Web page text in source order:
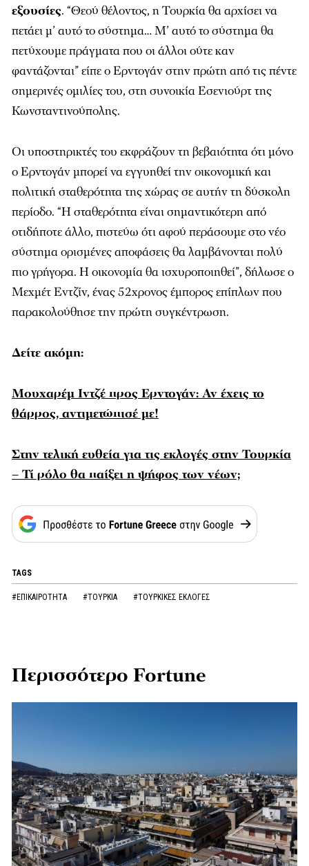
εξουσίες. “Θεού θέλοντος, η Τουρκία θα αρχίσει να
πετάει μ’ αυτό το σύστημα… Μ’ αυτό το σύστημα θα
πετύχουμε πράγματα που οι άλλοι ούτε καν
φαντάζονται” είπε ο Ερντογάν στην πρώτη από τις πέντε
σημερινές ομιλίες του, στη συνοικία Εσενιούρτ της
Κωνσταντινούπολης.
Οι υποστηρικτές του εκφράζουν τη βεβαιότητα ότι μόνο
ο Ερντογάν μπορεί να εγγυηθεί την οικονομική και
πολιτική σταθερότητα της χώρας σε αυτήν τη δύσκολη
περίοδο. “Η σταθερότητα είναι σημαντικότερη από
οτιδήποτε άλλο, πιστεύω ότι αφού περάσουμε στο νέο
σύστημα ορισμένες αποφάσεις θα λαμβάνονται πολύ
πιο γρήγορα. Η οικονομία θα ισχυροποιηθεί”, δήλωσε ο
Μεχμέτ Εντζίν, ένας 52χρονος έμπορος επίπλων που
παρακολούθησε την πρώτη συγκέντρωση.
Δείτε ακόμη:
Μουχαρέμ Ιντζέ προς Ερντογάν: Αν έχεις το
θάρρος, αντιμετώπισέ με!
Στην τελική ευθεία για τις εκλογές στην Τουρκία
– Τί ρόλο θα παίξει η ψήφος των νέων;
TAGS
#ΕΠΙΚΑΙΡΟΤΗΤΑ #ΤΟΥΡΚΙΑ #ΤΟΥΡΚΙΚΕΣ ΕΚΛΟΓΕΣ
Περισσότερο Fortune